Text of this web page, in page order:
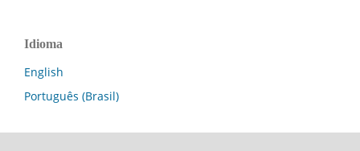
Idioma
English
Português (Brasil)